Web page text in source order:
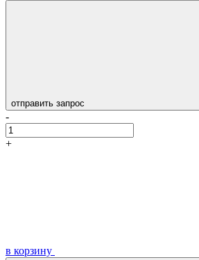
отправить запрос
-
+
в корзину